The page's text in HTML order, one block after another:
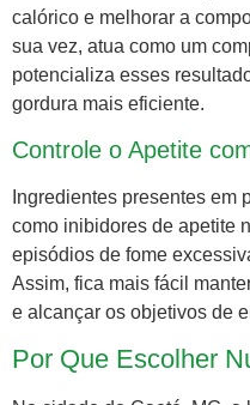
calórico e melhorar a
sua vez, atua como um
potencializa esses
gordura mais eficiente.
Controle o Apetite
Ingredientes presentes em
como inibidores de apetite
episódios de fome
Assim, fica mais fácil
e alcançar os objetivos de
Por Que Escolher